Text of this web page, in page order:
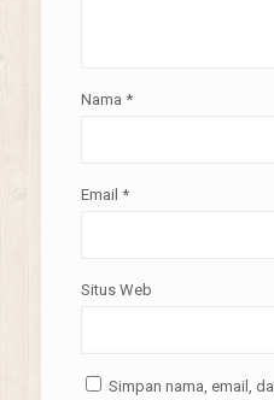
Nama *
Email *
Situs Web
Simpan nama, email,